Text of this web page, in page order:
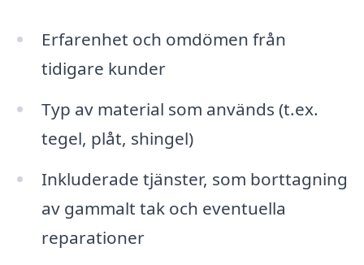
Erfarenhet och omdömen från
tidigare kunder
Typ av material som används (t.ex.
tegel, plåt, shingel)
Inkluderade tjänster, som borttagning
av gammalt tak och eventuella
reparationer